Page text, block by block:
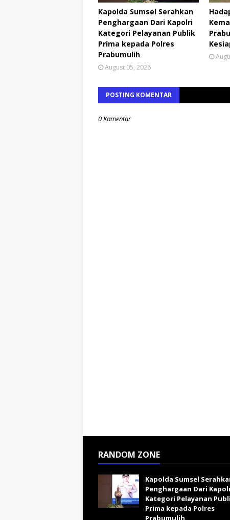
Kapolda Sumsel Serahkan
Penghargaan Dari Kapolri
Kategori Pelayanan Publik
Prima kepada Polres
Prabumulih
August 05, 2026
POSTING KOMENTAR
0 Komentar
RANDOM ZONE
Kapolda Sumsel
Penghargaan Dari
Kategori Pelayanan
Prima kepada Polres
Prabumulih